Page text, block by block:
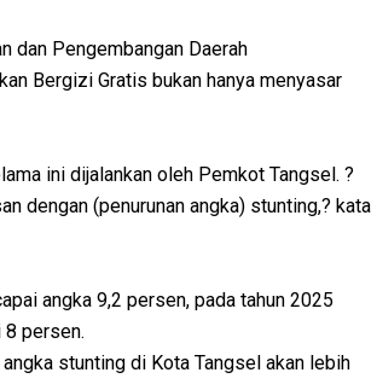
dan Pengembangan Daerah
Bergizi Gratis bukan hanya menyasar
ini dijalankan oleh Pemkot Tangsel. ?
dengan (penurunan angka) stunting,? kata
angka 9,2 persen, pada tahun 2025
8 persen.
stunting di Kota Tangsel akan lebih